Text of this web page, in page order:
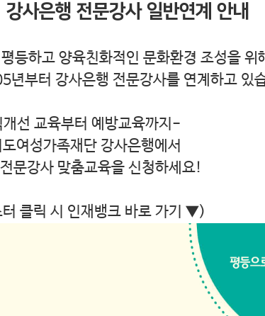
사은행 전문강사 일반연계 안내
등하고 양육친화적인 문화환경 조성을 위
년부터 강사은행 전문강사를 연계하고 있
개선 교육부터 예방교육까지 -
여성가족재단 강사은행에서
문강사 맞춤교육을 신청하세요!
클릭 시 인재뱅크 바로 가기 ▼)